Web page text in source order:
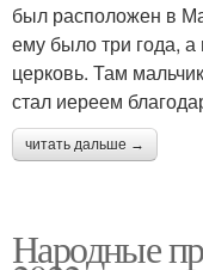
был расположен в
ему было три года, а
церковь. Там
стал иереем
читать дальше →
Народные